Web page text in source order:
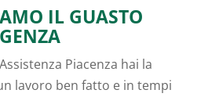
IL GUASTO
Piacenza hai la
lavoro ben fatto e in tempi